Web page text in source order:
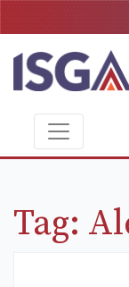
Tag: